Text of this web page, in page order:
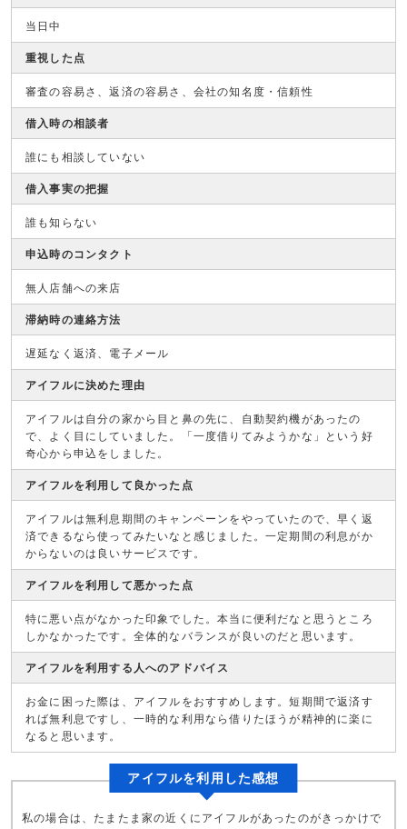
当日中
重視した点
審査の容易さ、返済の容易さ、会社の知名度・信頼性
借入時の相談者
誰にも相談していない
借入事実の把握
誰も知らない
申込時のコンタクト
無人店舗への来店
滞納時の連絡方法
遅延なく返済、電子メール
アイフルに決めた理由
アイフルは自分の家から目と鼻の先に、自動契約機があったの
で、よく目にしていました。「一度借りてみようかな」という好
奇心から申込をしました。
アイフルを利用して良かった点
アイフルは無利息期間のキャンペーンをやっていたので、早く返
済できるなら使ってみたいなと感じました。一定期間の利息がか
からないのは良いサービスです。
アイフルを利用して悪かった点
特に悪い点がなかった印象でした。本当に便利だなと思うところ
しかなかったです。全体的なバランスが良いのだと思います。
アイフルを利用する人へのアドバイス
お金に困った際は、アイフルをおすすめします。短期間で返済す
れば無利息ですし、一時的な利用なら借りたほうが精神的に楽に
なると思います。
アイフルを利用した感想
私の場合は、たまたま家の近くにアイフルがあったのがきっかけで